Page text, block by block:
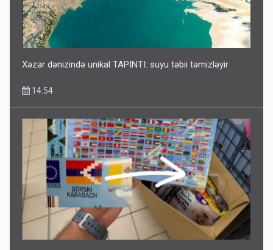
Xəzər dənizində unikal TAPINTI: suyu təbii təmizləyir
14:54